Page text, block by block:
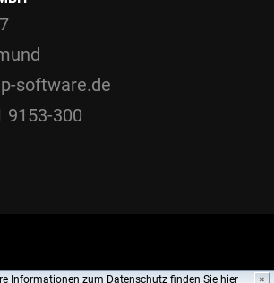
Informationen zum Datenschutz finden Sie hier ✖
software.de
9153-300